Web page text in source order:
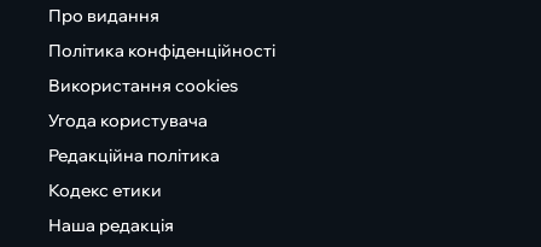
Про видання
Політика конфіденційності
Використання cookies
Угода користувача
Редакційна політика
Кодекс етики
Наша редакція